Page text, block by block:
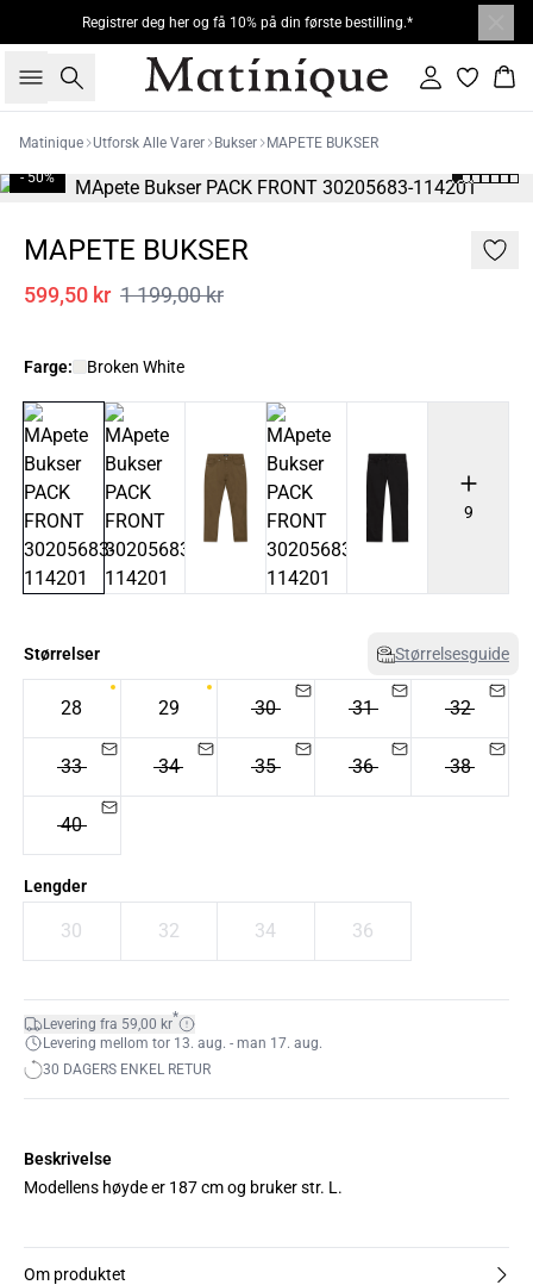
Registrer deg her og få 10% på din første bestilling.*
Søk Logg inn
Matinique Utforsk Alle Varer Bukser MAPETE BUKSER
- 50%
MAPETE BUKSER
599,50 kr 1 199,00 kr
Farge: Broken White
9
Størrelser Størrelsesguide
28 29 30 31 32
33 34 35 36 38
40
Lengder
30 32 34 36
Levering fra 59,00 kr*
Levering mellom tor 13. aug. - man 17. aug.
30 DAGERS ENKEL RETUR
Beskrivelse
Modellens høyde er 187 cm og bruker str. L.
Om produktet